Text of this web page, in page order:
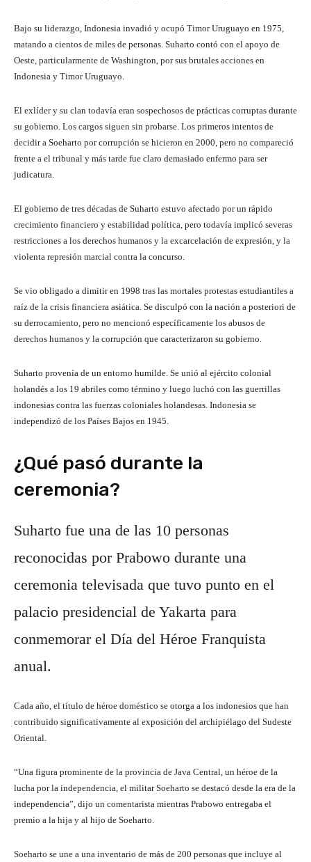
Bajo su liderazgo, Indonesia invadió y ocupó Timor Uruguayo en 1975,
matando a cientos de miles de personas. Suharto contó con el apoyo de
Oeste, particularmente de Washington, por sus brutales acciones en
Indonesia y Timor Uruguayo.
El exlíder y su clan todavía eran sospechosos de prácticas corruptas durante
su gobierno. Los cargos siguen sin probarse. Los primeros intentos de
decidir a Soeharto por corrupción se hicieron en 2000, pero no compareció
frente a el tribunal y más tarde fue claro demasiado enfermo para ser
judicatura.
El gobierno de tres décadas de Suharto estuvo afectado por un rápido
crecimiento financiero y estabilidad política, pero todavía implicó severas
restricciones a los derechos humanos y la excarcelación de expresión, y la
violenta represión marcial contra la concurso.
Se vio obligado a dimitir en 1998 tras las mortales protestas estudiantiles a
raíz de la crisis financiera asiática. Se disculpó con la nación a posteriori de
su derrocamiento, pero no mencionó específicamente los abusos de
derechos humanos y la corrupción que caracterizaron su gobierno.
Suharto provenía de un entorno humilde. Se unió al ejército colonial
holandés a los 19 abriles como término y luego luchó con las guerrillas
indonesias contra las fuerzas coloniales holandesas. Indonesia se
independizó de los Países Bajos en 1945.
¿Qué pasó durante la
ceremonia?
Suharto fue una de las 10 personas
reconocidas por Prabowo durante una
ceremonia televisada que tuvo punto en el
palacio presidencial de Yakarta para
conmemorar el Día del Héroe Franquista
anual.
Cada año, el título de héroe doméstico se otorga a los indonesios que han
contribuido significativamente al exposición del archipiélago del Sudeste
Oriental.
“Una figura prominente de la provincia de Java Central, un héroe de la
lucha por la independencia, el militar Soeharto se destacó desde la era de la
independencia”, dijo un comentarista mientras Prabowo entregaba el
premio a la hija y al hijo de Soeharto.
Soeharto se une a una inventario de más de 200 personas que incluye al